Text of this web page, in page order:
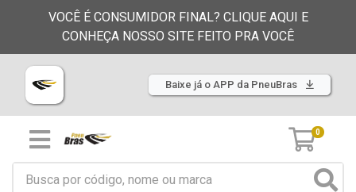
VOCÊ É CONSUMIDOR FINAL? CLIQUE AQUI E
CONHEÇA NOSSO SITE FEITO PRA VOCÊ
Baixe já o APP da PneuBras
0